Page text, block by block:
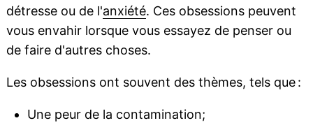
détresse ou de l'anxiété. Ces obsessions peuvent
vous envahir lorsque vous essayez de penser ou
de faire d'autres choses.
Les obsessions ont souvent des thèmes, tels que :
Une peur de la contamination;